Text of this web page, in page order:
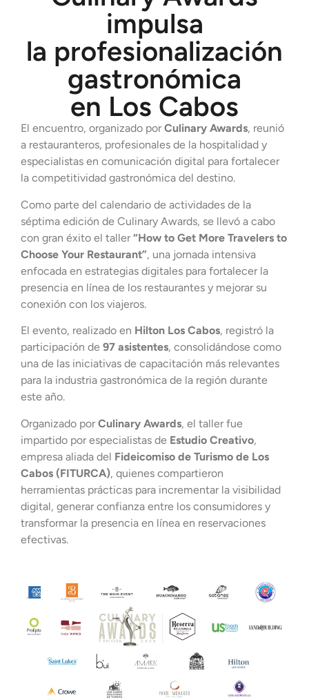
impulsa
la profesionalización
gastronómica
en Los Cabos
El encuentro, organizado porCulinary Awards, reunió
a restauranteros, profesionales de la hospitalidad y
especialistas en comunicación digital para fortalecer
la competitividad gastronómica del destino.
Como parte del calendario de actividades de la
séptima edición de Culinary Awards, se llevó a cabo
con gran éxito el taller“How to Get More Travelers to
Choose Your Restaurant”, una jornada intensiva
enfocada en estrategias digitales para fortalecer la
presencia en línea de los restaurantes y mejorar su
conexión con los viajeros.
El evento, realizado en Hilton Los Cabos, registró la
participación de 97 asistentes, consolidándose como
una de las iniciativas de capacitación más relevantes
para la industria gastronómica de la región durante
este año.
Organizado porCulinary Awards, el taller fue
impartido por especialistas de Estudio Creativo,
empresa aliada del Fideicomiso de Turismo de Los
Cabos (FITURCA), quienes compartieron
herramientas prácticas para incrementar la visibilidad
digital, generar confianza entre los consumidores y
transformar la presencia en línea en reservaciones
efectivas.